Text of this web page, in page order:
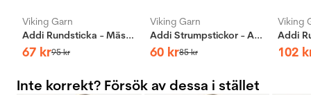
Viking Garn
Addi Rundsticka - Mässing
67 kr95kr
Viking Garn
Addi Strumpstickor - Aluminium
60 kr85kr
Viking
102
Inte korrekt? Försök av dessa i stället